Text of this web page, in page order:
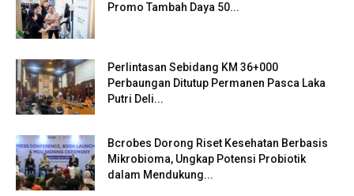
Promo Tambah Daya 50...
Perlintasan Sebidang KM 36+000
Perbaungan Ditutup Permanen Pasca Laka
Putri Deli...
Bcrobes Dorong Riset Kesehatan Berbasis
Mikrobioma, Ungkap Potensi Probiotik
dalam Mendukung...